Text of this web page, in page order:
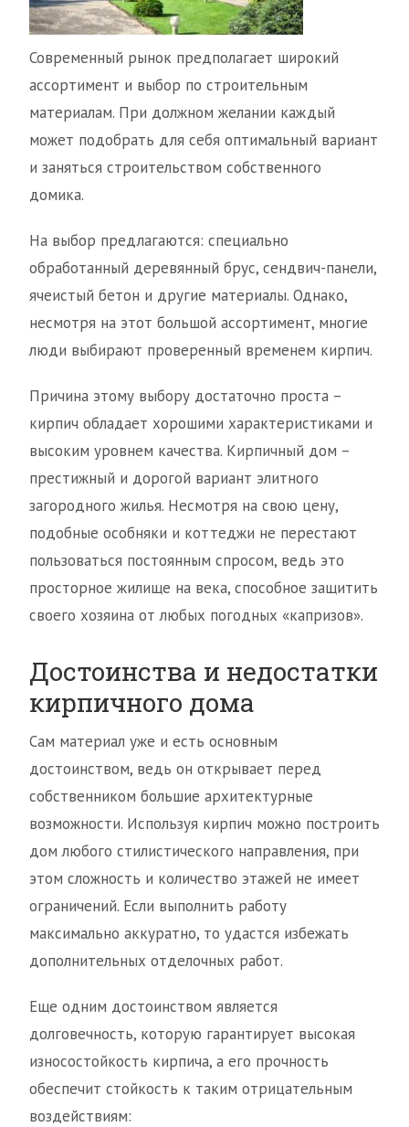
Современный рынок предполагает широкий
ассортимент и выбор по строительным
материалам. При должном желании каждый
может подобрать для себя оптимальный вариант
и заняться строительством собственного
домика.
На выбор предлагаются: специально
обработанный деревянный брус, сендвич-панели,
ячеистый бетон и другие материалы. Однако,
несмотря на этот большой ассортимент, многие
люди выбирают проверенный временем кирпич.
Причина этому выбору достаточно проста –
кирпич обладает хорошими характеристиками и
высоким уровнем качества. Кирпичный дом –
престижный и дорогой вариант элитного
загородного жилья. Несмотря на свою цену,
подобные особняки и коттеджи не перестают
пользоваться постоянным спросом, ведь это
просторное жилище на века, способное защитить
своего хозяина от любых погодных «капризов».
Достоинства и недостатки
кирпичного дома
Сам материал уже и есть основным
достоинством, ведь он открывает перед
собственником большие архитектурные
возможности. Используя кирпич можно построить
дом любого стилистического направления, при
этом сложность и количество этажей не имеет
ограничений. Если выполнить работу
максимально аккуратно, то удастся избежать
дополнительных отделочных работ.
Еще одним достоинством является
долговечность, которую гарантирует высокая
износостойкость кирпича, а его прочность
обеспечит стойкость к таким отрицательным
воздействиям: